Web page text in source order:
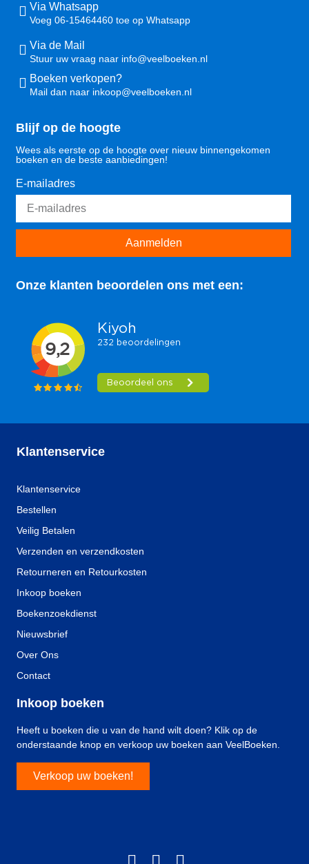
Via Whatsapp
Voeg 06-15464460 toe op Whatsapp
Via de Mail
Stuur uw vraag naar info@veelboeken.nl
Boeken verkopen?
Mail dan naar inkoop@veelboeken.nl
Blijf op de hoogte
Wees als eerste op de hoogte over nieuw binnengekomen
boeken en de beste aanbiedingen!
E-mailadres
Aanmelden
Onze klanten beoordelen ons met een:
Klantenservice
Klantenservice
Bestellen
Veilig Betalen
Verzenden en verzendkosten
Retourneren en Retourkosten
Inkoop boeken
Boekenzoekdienst
Nieuwsbrief
Over Ons
Contact
Inkoop boeken
Heeft u boeken die u van de hand wilt doen? Klik op de
onderstaande knop en verkoop uw boeken aan VeelBoeken.
Verkoop uw boeken!